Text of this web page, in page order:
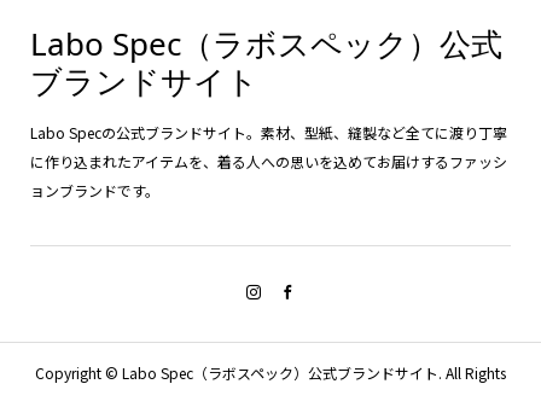
Labo Spec（ラボスペック）公式
ブランドサイト
Labo Specの公式ブランドサイト。素材、型紙、縫製など全てに渡り丁寧
に作り込まれたアイテムを、着る人への思いを込めてお届けするファッシ
ョンブランドです。
Copyright © Labo Spec（ラボスペック）公式ブランドサイト. All Rights